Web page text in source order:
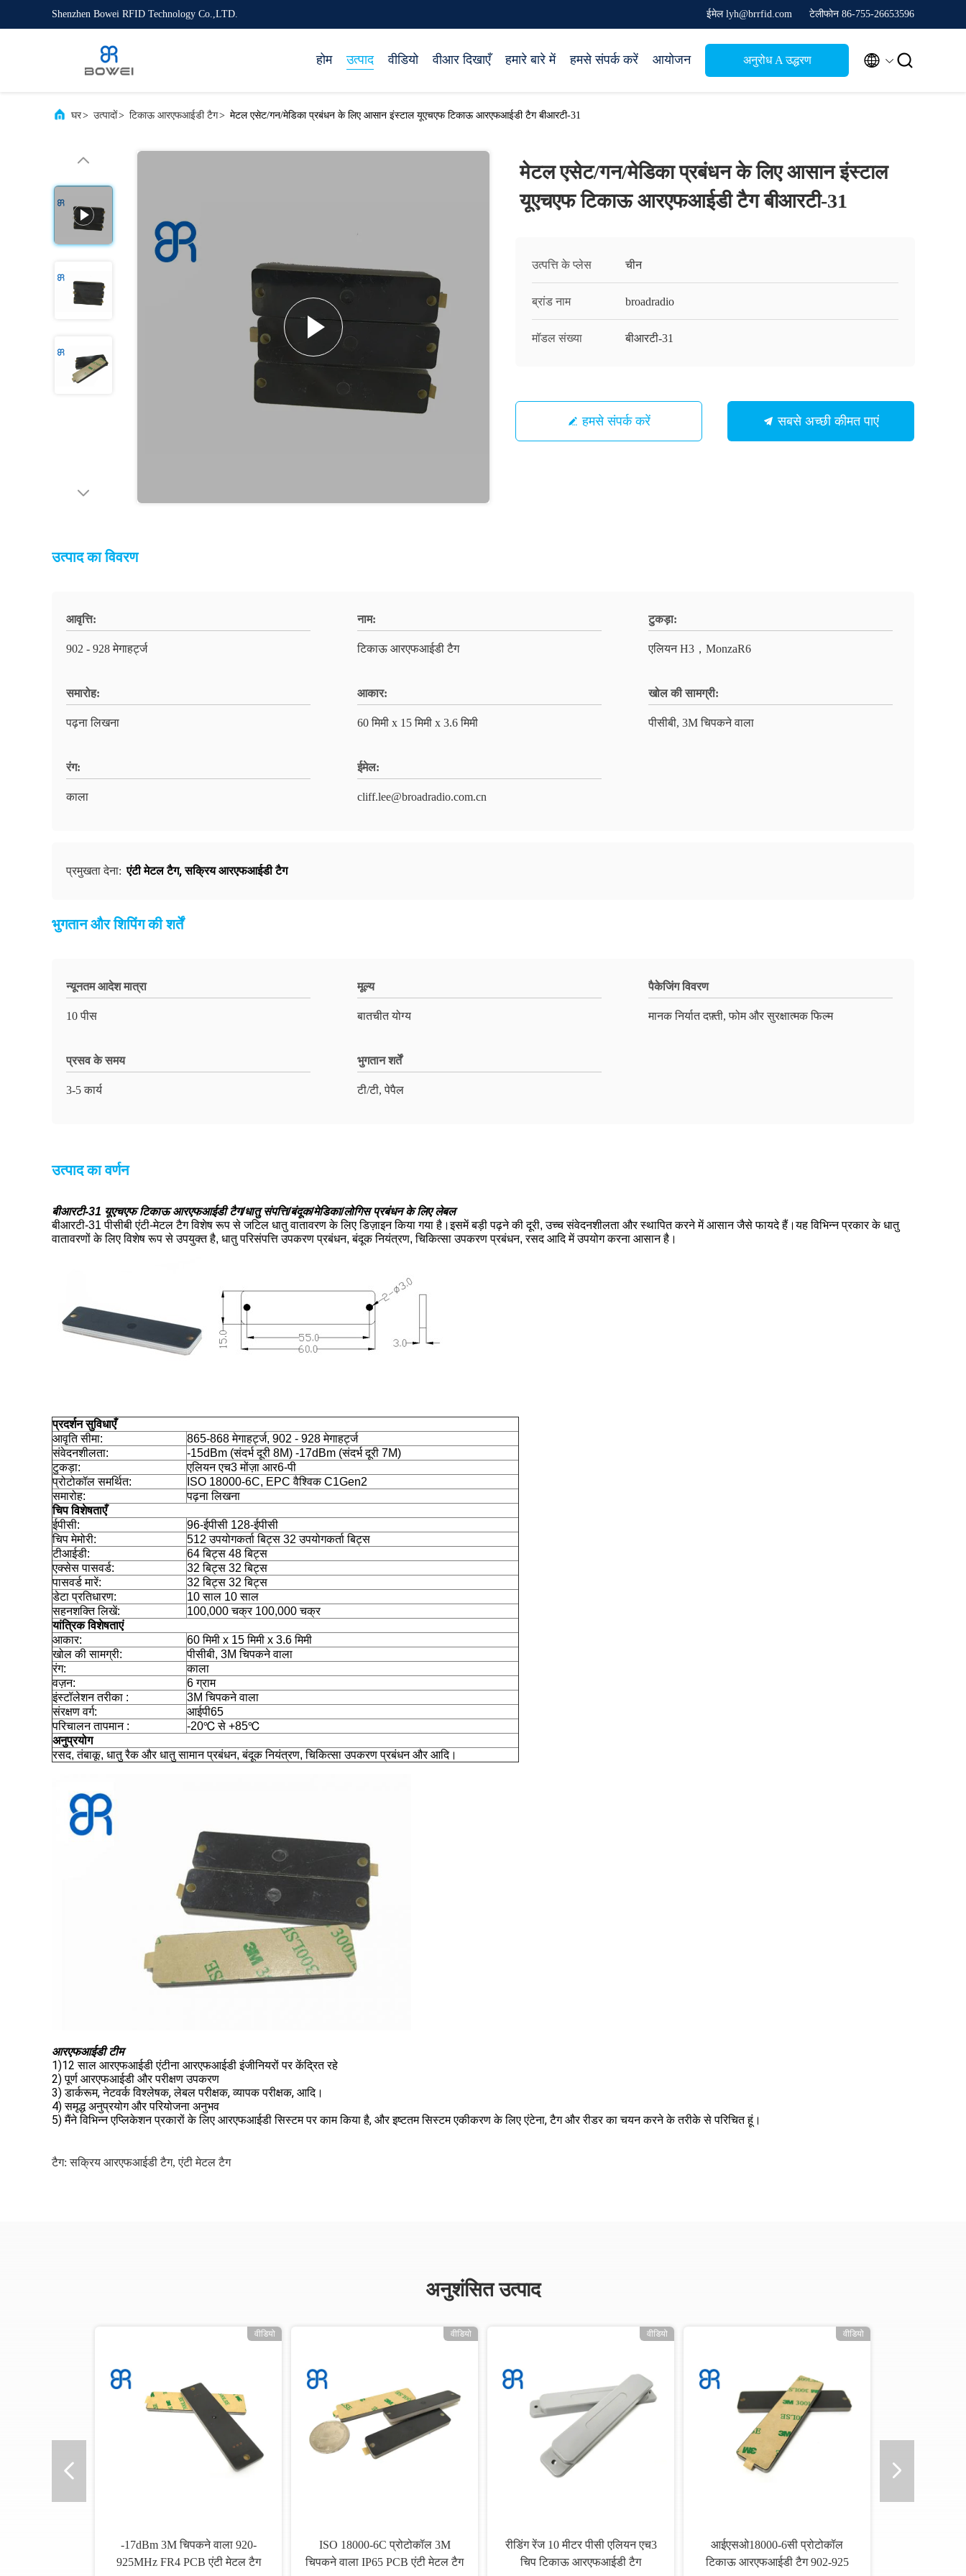
Shenzhen Bowei RFID Technology Co.,LTD. ईमेल lyh@brrfid.com टेलीफोन 86-755-26653596
होम उत्पाद वीडियो वीआर दिखाएँ हमारे बारे में हमसे संपर्क करें आयोजन अनुरोध A उद्धरण  
घर> उत्पादों> टिकाऊ आरएफआईडी टैग> मेटल एसेट/गन/मेडिका प्रबंधन के लिए आसान इंस्टाल यूएचएफ टिकाऊ आरएफआईडी टैग बीआरटी-31
मेटल एसेट/गन/मेडिका प्रबंधन के लिए आसान इंस्टाल
यूएचएफ टिकाऊ आरएफआईडी टैग बीआरटी-31
उत्पत्ति के प्लेस चीन
ब्रांड नाम broadradio
मॉडल संख्या बीआरटी-31
हमसे संपर्क करें सबसे अच्छी कीमत पाएं
उत्पाद का विवरण
आवृत्ति:
902 - 928 मेगाहर्ट्ज
नाम:
टिकाऊ आरएफआईडी टैग
टुकड़ा:
एलियन H3，MonzaR6
समारोह:
पढ़ना लिखना
आकार:
60 मिमी x 15 मिमी x 3.6 मिमी
खोल की सामग्री:
पीसीबी, 3M चिपकने वाला
रंग:
काला
ईमेल:
cliff.lee@broadradio.com.cn
प्रमुखता देना: एंटी मेटल टैग,सक्रिय आरएफआईडी टैग
भुगतान और शिपिंग की शर्तें
न्यूनतम आदेश मात्रा
10 पीस
मूल्य
बातचीत योग्य
पैकेजिंग विवरण
मानक निर्यात दफ़्ती, फोम और सुरक्षात्मक फिल्म
प्रसव के समय
3-5 कार्य
भुगतान शर्तें
टी/टी, पेपैल
उत्पाद का वर्णन
बीआरटी-31 यूएचएफ टिकाऊ आरएफआईडी टैग/धातु संपत्ति/बंदूक/मेडिका/लोगिस प्रबंधन के लिए लेबल
बीआरटी-31 पीसीबी एंटी-मेटल टैग विशेष रूप से जटिल धातु वातावरण के लिए डिज़ाइन किया गया है।इसमें बड़ी पढ़ने की दूरी, उच्च संवेदनशीलता और स्थापित करने में आसान जैसे फायदे हैं।यह विभिन्न प्रकार के धातु
वातावरणों के लिए विशेष रूप से उपयुक्त है, धातु परिसंपत्ति उपकरण प्रबंधन, बंदूक नियंत्रण, चिकित्सा उपकरण प्रबंधन, रसद आदि में उपयोग करना आसान है।
प्रदर्शन सुविधाएँ
आवृति सीमा:
865-868 मेगाहर्ट्ज, 902 - 928 मेगाहर्ट्ज
संवेदनशीलता:
-15dBm (संदर्भ दूरी 8M) -17dBm (संदर्भ दूरी 7M)
टुकड़ा:
एलियन एच3 मोंज़ा आर6-पी
प्रोटोकॉल समर्थित:
ISO 18000-6C, EPC वैश्विक C1Gen2
समारोह:
पढ़ना लिखना
चिप विशेषताएँ
ईपीसी:
96-ईपीसी 128-ईपीसी
चिप मेमोरी:
512 उपयोगकर्ता बिट्स 32 उपयोगकर्ता बिट्स
टीआईडी:
64 बिट्स 48 बिट्स
एक्सेस पासवर्ड:
32 बिट्स 32 बिट्स
पासवर्ड मारें:
32 बिट्स 32 बिट्स
डेटा प्रतिधारण:
10 साल 10 साल
सहनशक्ति लिखें:
100,000 चक्र 100,000 चक्र
यांत्रिक विशेषताएं
आकार:
60 मिमी x 15 मिमी x 3.6 मिमी
खोल की सामग्री:
पीसीबी, 3M चिपकने वाला
रंग:
काला
वज़न:
6 ग्राम
इंस्टॉलेशन तरीका :
3M चिपकने वाला
संरक्षण वर्ग:
आईपी65
परिचालन तापमान :
-20℃ से +85℃
अनुप्रयोग
रसद, तंबाकू, धातु रैक और धातु सामान प्रबंधन, बंदूक नियंत्रण, चिकित्सा उपकरण प्रबंधन और आदि।
आरएफआईडी टीम
1)12 साल आरएफआईडी एंटीना आरएफआईडी इंजीनियरों पर केंद्रित रहे
2) पूर्ण आरएफआईडी और परीक्षण उपकरण
3) डार्करूम, नेटवर्क विश्लेषक, लेबल परीक्षक, व्यापक परीक्षक, आदि।
4) समृद्ध अनुप्रयोग और परियोजना अनुभव
5) मैंने विभिन्न एप्लिकेशन प्रकारों के लिए आरएफआईडी सिस्टम पर काम किया है, और इष्टतम सिस्टम एकीकरण के लिए एंटेना, टैग और रीडर का चयन करने के तरीके से परिचित हूं।
टैग:सक्रिय आरएफआईडी टैग, एंटी मेटल टैग
अनुशंसित उत्पाद
वीडियो
-17dBm 3M चिपकने वाला 920-
925MHz FR4 PCB एंटी मेटल टैग
वीडियो
ISO 18000-6C प्रोटोकॉल 3M
चिपकने वाला IP65 PCB एंटी मेटल टैग
वीडियो
रीडिंग रेंज 10 मीटर पीसी एलियन एच3
चिप टिकाऊ आरएफआईडी टैग
वीडियो
आईएसओ18000-6सी प्रोटोकॉल
टिकाऊ आरएफआईडी टैग 902-925